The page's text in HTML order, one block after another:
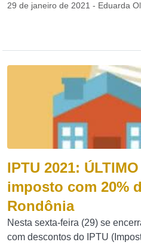
29 de janeiro de 2021 - Eduarda
IPTU 2021:
imposto com 20%
Rondônia
Nesta sexta-feira (29) se
com descontos do IPTU